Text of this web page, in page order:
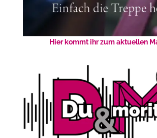
Hier kommt ihr zum aktuellen